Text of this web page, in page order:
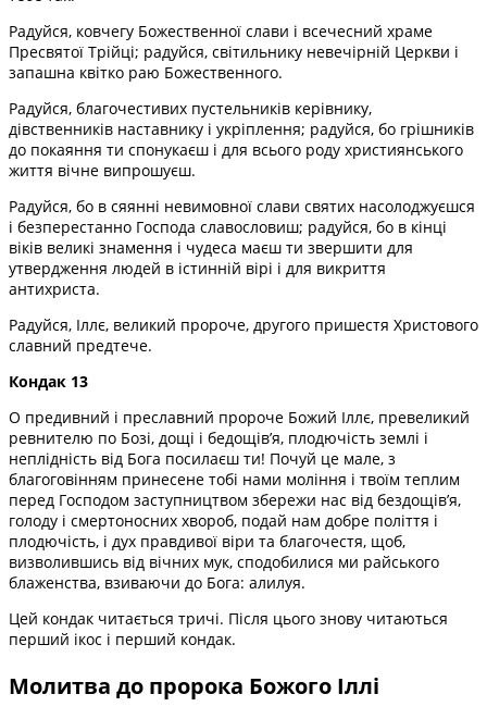
Радуйся, ковчегу Божественної слави і всечесний храме
Пресвятої Трійці; радуйся, світильнику невечірній Церкви і
запашна квітко раю Божественного.
Радуйся, благочестивих пустельників керівнику,
дівственників наставнику і укріплення; радуйся, бо грішників
до покаяння ти спонукаєш і для всього роду християнського
життя вічне випрошуєш.
Радуйся, бо в сяянні невимовної слави святих насолоджуєшся
і безперестанно Господа славословиш; радуйся, бо в кінці
віків великі знамення і чудеса маєш ти звершити для
утвердження людей в істинній вірі і для викриття
антихриста.
Радуйся, Іллє, великий пророче, другого пришестя Христового
славний предтече.
Кондак 13
О предивний і преславний пророче Божий Іллє, превеликий
ревнителю по Бозі, дощі і бедощів’я, плодючість землі і
неплідність від Бога посилаєш ти! Почуй це мале, з
благоговінням принесене тобі нами моління і твоїм теплим
перед Господом заступництвом збережи нас від бездощів’я,
голоду і смертоносних хвороб, подай нам добре поліття і
плодючість, і дух правдивої віри та благочестя, щоб,
визволившись від вічних мук, сподобилися ми райського
блаженства, взиваючи до Бога: алилуя.
Цей кондак читається тричі. Після цього знову читаються
перший ікос і перший кондак.
Молитва до пророка Божого Іллі